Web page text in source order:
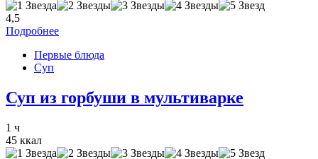
4,5
Подробнее
Первые блюда
Суп
Суп из горбуши в мультиварке
1 ч
45 ккал